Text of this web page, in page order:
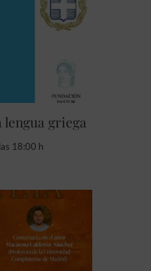
griega
18:00 h